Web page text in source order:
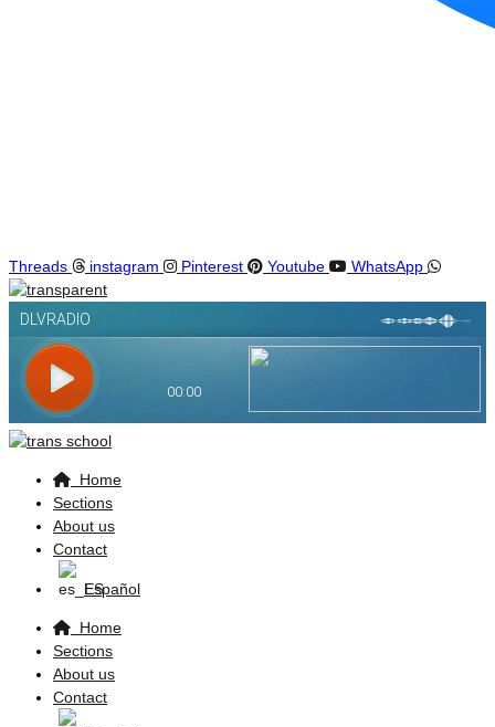
Threads instagram Pinterest Youtube WhatsApp
Home
Sections
About us
Contact
Español
Home
Sections
About us
Contact